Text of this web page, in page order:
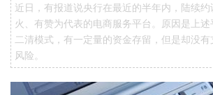
近日，有报道说央行在最近的半年内，陆续
火、有赞为代表的电商服务平台。原因是上
二清模式，有一定量的资金存留，但是却没
风险。